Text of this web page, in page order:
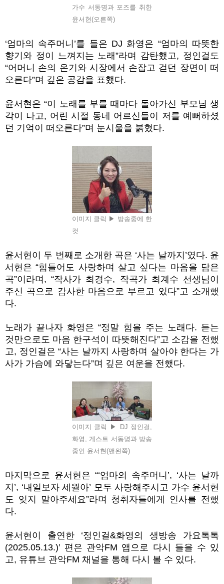
가수 서동명과 포즈를 취한
윤서현(오른쪽)
‘엄마의 속주머니’를 들은 DJ 화영은 “엄마의 따뜻한
향기와 정이 느껴지는 노래”라며 감탄했고, 정인걸도
“어머니 손의 온기와 시장에서 손잡고 걷던 장면이 떠
오른다”며 깊은 공감을 표했다.
윤서현은 “이 노래를 부를 때마다 돌아가신 부모님 생
각이 나고, 어린 시절 동네 어르신들이 저를 예뻐하셨
던 기억이 떠오른다”며 눈시울을 붉혔다.
이미지 클릭 ▶ 방송중에 한
컷
윤서현이 두 번째로 소개한 곡은 ‘사는 날까지’였다. 윤
서현은 “힘들어도 사랑하며 살고 싶다는 마음을 담은
곡”이라며, “작사가 최경수, 작곡가 최계수 선생님이
주신 곡으로 감사한 마음으로 부르고 있다”고 소개했
다.
노래가 끝나자 화영은 “정말 힘을 주는 노래다. 듣는
것만으로도 마음 한구석이 따뜻해진다”고 소감을 전했
고, 정인걸은 “사는 날까지 사랑하며 살아야 한다는 가
사가 가슴에 와닿는다”며 깊은 여운을 전했다.
이미지 클릭 ▶ DJ 정인걸,
화영, 게스트 서동명과 방송
중인 윤서현(맨왼쪽)
마지막으로 윤서현은 “‘엄마의 속주머니’, ‘사는 날까
지’, ‘내일보자 세월아’ 모두 사랑해주시고 가수 윤서현
도 잊지 말아주세요”라며 청취자들에게 인사를 전했
다.
윤서현이 출연한 ‘정인걸&화영의 생방송 가요톡톡
(2025.05.13.)’ 편은 관악FM 앱으로 다시 들을 수 있
고, 유튜브 관악FM 채널을 통해 다시 볼 수 있다.